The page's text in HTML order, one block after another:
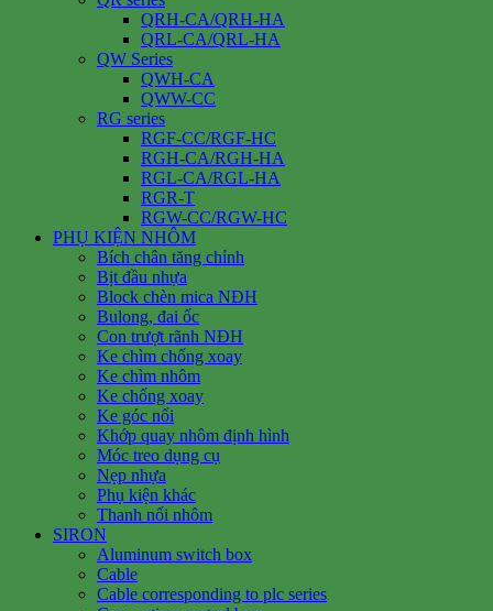
QRH-CA/QRH-HA
QRL-CA/QRL-HA
QW Series
QWH-CA
QWW-CC
RG series
RGF-CC/RGF-HC
RGH-CA/RGH-HA
RGL-CA/RGL-HA
RGR-T
RGW-CC/RGW-HC
PHỤ KIỆN NHÔM
Bích chân tăng chỉnh
Bịt đầu nhựa
Block chèn mica NĐH
Bulong, đai ốc
Con trượt rãnh NĐH
Ke chìm chống xoay
Ke chìm nhôm
Ke chống xoay
Ke góc nổi
Khớp quay nhôm định hình
Móc treo dụng cụ
Nẹp nhựa
Phụ kiện khác
Thanh nối nhôm
SIRON
Aluminum switch box
Cable
Cable corresponding to plc series